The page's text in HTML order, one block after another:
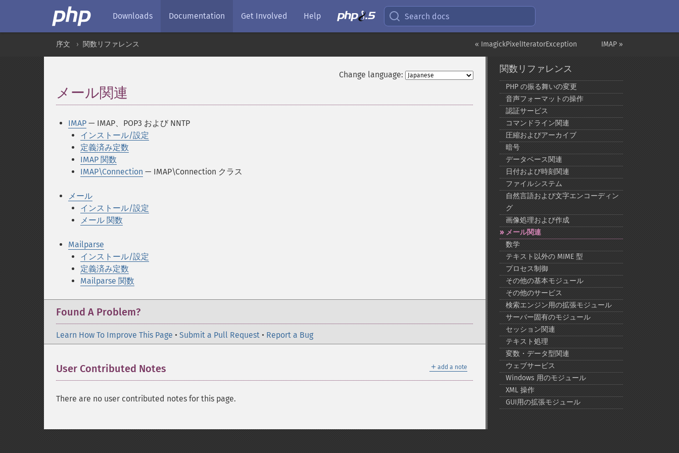
Downloads Documentation Get Involved Help Search docs
IMAP »
« ImagickPixelIteratorException
序文 関数リファレンス
Change language:
メール関連
IMAP — IMAP、POP3 および NNTP
インストール/設定
定義済み定数
IMAP 関数
IMAP\Connection — IMAP\Connection クラス
メール
インストール/設定
メール 関数
Mailparse
インストール/設定
定義済み定数
Mailparse 関数
Found A Problem?
Learn How To Improve This Page • Submit a Pull Request • Report a Bug
＋ add a note
User Contributed Notes
There are no user contributed notes for this page.
関数リファレンス
PHP の振る舞いの変更
音声フォーマットの操作
認証サービス
コマンドライン関連
圧縮およびアーカイブ
暗号
データベース関連
日付および時刻関連
ファイルシステム
自然言語および文字エンコーディン
グ
画像処理および作成
メール関連
数学
テキスト以外の MIME 型
プロセス制御
その他の基本モジュール
その他のサービス
検索エンジン用の拡張モジュール
サーバー固有のモジュール
セッション関連
テキスト処理
変数・データ型関連
ウェブサービス
Windows 用のモジュール
XML 操作
GUI用の拡張モジュール